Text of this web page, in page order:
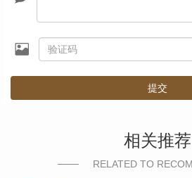
提交
相关推荐
RELATED TO